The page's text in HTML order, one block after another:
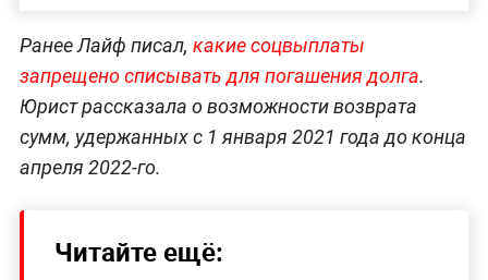
Ранее Лайф писал, какие соцвыплаты
запрещено списывать для погашения долга.
Юрист рассказала о возможности возврата
сумм, удержанных с 1 января 2021 года до конца
апреля 2022-го.
Читайте ещё: